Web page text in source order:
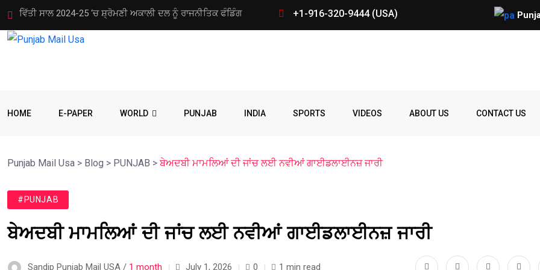
ਐੱਸ.ਜੀ.ਪੀ.ਸੀ. ਦੇ ਇਤਰਾਜ਼ ਤੋਂ ਬਾਅਦ ਜੀ.ਟੀ.ਸੀ. ਵੱਲੋਂ ਗੁਰਬਾਣੀ ਦਾ ਅਸਥਾਈ ਕੈਲੀਫੋਰਨੀਆ ‘ਚ ਪੰਜਾਬ ਨੌਜਵਾਨ
+1-916-320-9444 (USA)
HOME E-PAPER WORLD PUNJAB INDIA SPORTS VIDEOS ABOUT US CONTACT US
Ohio Parade Party Police prize Student
Punjab Mail Usa > Blog > PUNJAB >ਬੇਅਦਬੀ ਮਾਮਲਿਆਂ ਦੀ ਜਾਂਚ ਲਈ ਨਵੀਆਂ ਗਾਈਡਲਾਈਨਜ਼ ਜਾਰੀ
#PUNJAB
ਬੇਅਦਬੀ ਮਾਮਲਿਆਂ ਦੀ ਜਾਂਚ ਲਈ ਨਵੀਆਂ ਗਾਈਡਲਾਈਨਜ਼ ਜਾਰੀ
Sandip Punjab Mail USA / 1 month July 1, 2026 0 1 min read